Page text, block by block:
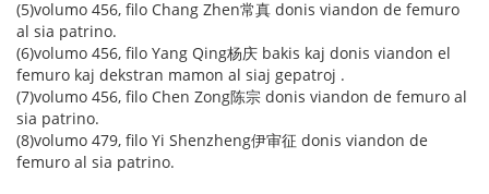
(5)volumo 456, filo Chang Zhen常真 donis viandon de femuro
al sia patrino.
(6)volumo 456, filo Yang Qing杨庆 bakis kaj donis viandon el
femuro kaj dekstran mamon al siaj gepatroj .
(7)volumo 456, filo Chen Zong陈宗 donis viandon de femuro al
sia patrino.
(8)volumo 479, filo Yi Shenzheng伊审征 donis viandon de
femuro al sia patrino.